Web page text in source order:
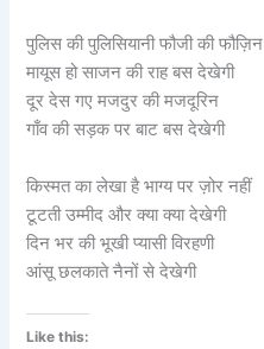
पुलिस की पुलिसियानी फौजी की फौज़िन
मायूस हो साजन की राह बस देखेगी
दूर देस गए मजदुर की मजदूरिन
गाँव की सड़क पर बाट बस देखेगी
किस्मत का लेखा है भाग्य पर ज़ोर नहीं
टूटती उम्मीद और क्या क्या देखेगी
दिन भर की भूखी प्यासी विरहणी
आंसू छलकाते नैनों से देखेगी
Like this: